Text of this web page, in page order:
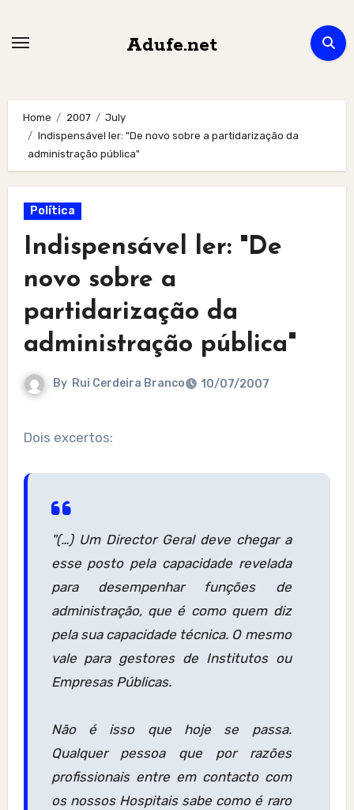
Adufe.net
Home 2007
July
Indispensável ler: "De novo sobre a partidarização da
administração pública"
Política
Indispensável ler: "De
novo sobre a
partidarização da
administração pública"
By Rui Cerdeira Branco 10/07/2007
Dois excertos:
"(…) Um Director Geral deve chegar a
esse posto pela capacidade revelada
para desempenhar funções de
administração, que é como quem diz
pela sua capacidade técnica. O mesmo
vale para gestores de Institutos ou
Empresas Públicas.
Não é isso que hoje se passa.
Qualquer pessoa que por razões
profissionais entre em contacto com
os nossos Hospitais sabe como é raro